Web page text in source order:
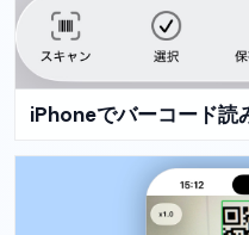
iPhoneでバーコード読